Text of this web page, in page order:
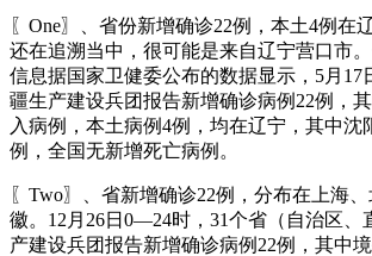
〖One〗、省份新增确诊22例，本土4例在
还在追溯当中，很可能是来自辽宁营口市
信息据国家卫健委公布的数据显示，5月17
疆生产建设兵团报告新增确诊病例22例，
入病例，本土病例4例，均在辽宁，其中沈
例，全国无新增死亡病例。
〖Two〗、省新增确诊22例，分布在上海
徽。12月26日0—24时，31个省（自治区、
产建设兵团报告新增确诊病例22例，其中